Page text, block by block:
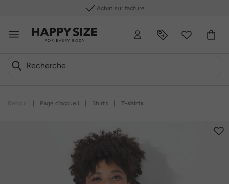
Achat sur facture
Page d’accueil Shirts T-shirts